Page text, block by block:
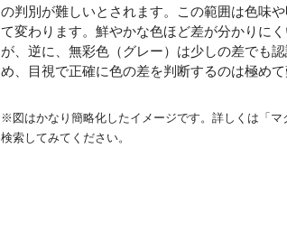
の判別が難しいとされます。この範囲は色味
て変わります。鮮やかな色ほど差が分かりに
が、逆に、無彩色（グレー）は少しの差でも
め、目視で正確に色の差を判断するのは極めて
※図はかなり簡略化したイメージです。詳しくは「マ
検索してみてください。